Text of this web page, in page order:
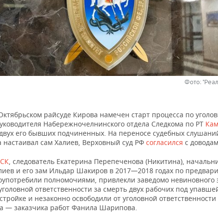
Фото:
райсуде Кирова намечен старт процесса по
Набережночелнинского отдела Следкома по РТ
его бывших подчиненных. На переносе судебных
настаивал сам Халиев, Верховный суд РФ согласился с
, следователь Екатерина Перепеченова (Никитина),
и его зам Ильдар Шакиров в 2017—2018 годах по
полномочиями, привлекли заведомо невиновного
ответственности за смерть двух рабочих под
и незаконно освободили от уголовной ответственности
— заказчика работ Фанила Шарипова.